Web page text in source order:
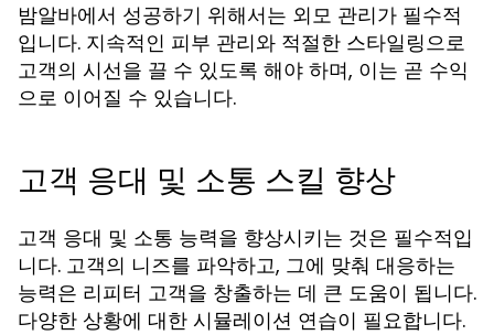
밤알바에서 성공하기 위해서는 외모 관리가 필수적
입니다. 지속적인 피부 관리와 적절한 스타일링으로
고객의 시선을 끌 수 있도록 해야 하며, 이는 곧 수익
으로 이어질 수 있습니다.
고객 응대 및 소통 스킬 향상
고객 응대 및 소통 능력을 향상시키는 것은 필수적입
니다. 고객의 니즈를 파악하고, 그에 맞춰 대응하는
능력은 리피터 고객을 창출하는 데 큰 도움이 됩니다.
다양한 상황에 대한 시뮬레이션 연습이 필요합니다.